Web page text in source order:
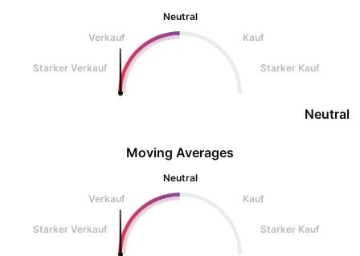
Neutral
Verkauf
Kauf
Starker Verkauf Starker Kauf
Neutral
Moving Averages
Neutral
Verkauf
Kauf
Starker Verkauf Starker Kauf